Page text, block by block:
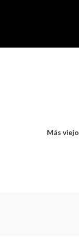
Más viejo